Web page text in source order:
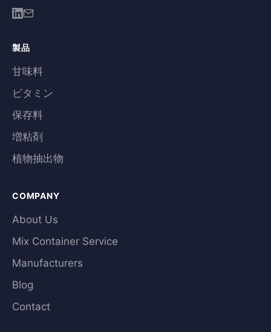
製品
甘味料
ビタミン
保存料
増粘剤
植物抽出物
COMPANY
About Us
Mix Container Service
Manufacturers
Blog
Contact